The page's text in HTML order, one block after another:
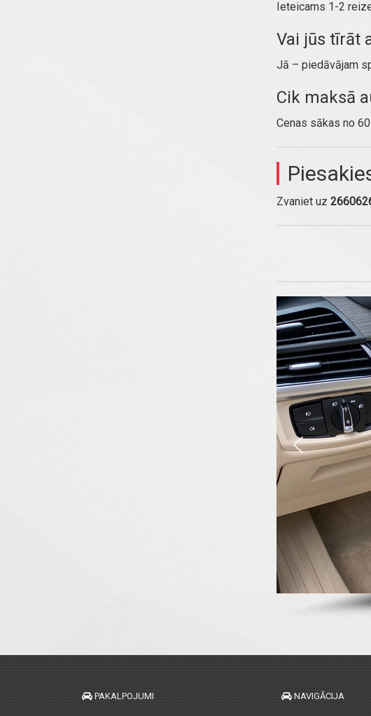
Ieteicams 1-2
Vai jūs tīrāt
Jā – piedāvājam
Cik maksā
Cenas sākas no
Zvaniet uz
PAKALPOJUMI NAVIGĀCIJA